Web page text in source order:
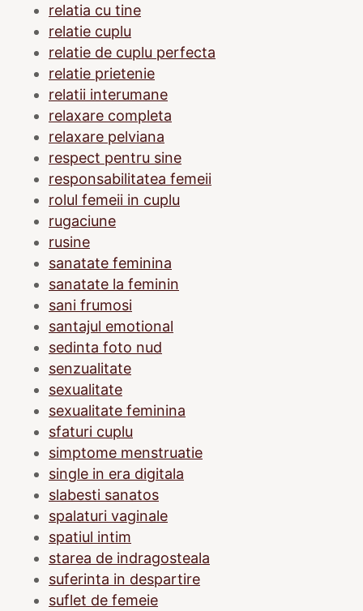
relatia cu tine
relatie cuplu
relatie de cuplu perfecta
relatie prietenie
relatii interumane
relaxare completa
relaxare pelviana
respect pentru sine
responsabilitatea femeii
rolul femeii in cuplu
rugaciune
rusine
sanatate feminina
sanatate la feminin
sani frumosi
santajul emotional
sedinta foto nud
senzualitate
sexualitate
sexualitate feminina
sfaturi cuplu
simptome menstruatie
single in era digitala
slabesti sanatos
spalaturi vaginale
spatiul intim
starea de indragosteala
suferinta in despartire
suflet de femeie